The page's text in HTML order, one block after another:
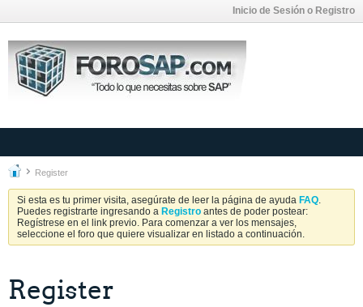
Inicio de Sesión o Registro
Register
Si esta es tu primer visita, asegúrate de leer la página de ayuda FAQ.
Puedes registrarte ingresando a Registro antes de poder postear:
Regístrese en el link previo. Para comenzar a ver los mensajes,
seleccione el foro que quiere visualizar en listado a continuación.
Register